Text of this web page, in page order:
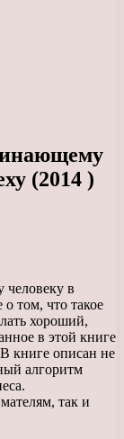
(2014 )
человеку в
том, что такое
хороший,
в этой книге
книге описан не
алгоритм
так и